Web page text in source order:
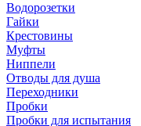
Водорозетки
Гайки
Крестовины
Муфты
Ниппели
Отводы для душа
Переходники
Пробки
Пробки для испытания